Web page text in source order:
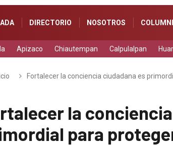
DIRECTORIO NOSOTROS
Apizaco Chiautempan Calpulalpan
Fortalecer la conciencia ciudadana es
la
para